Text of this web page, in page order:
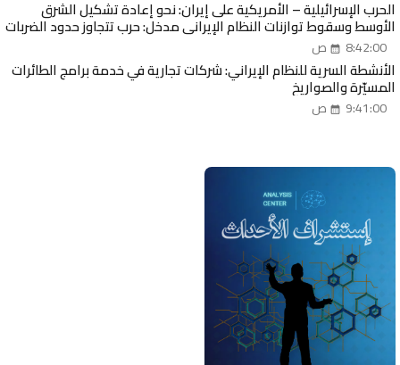
الحرب الإسرائيلية – الأمريكية على إيران: نحو إعادة تشكيل الشرق
الأوسط وسقوط توازنات النظام الإيراني مدخل: حرب تتجاوز حدود الضربات
العسكرية
8:42:00 ص
الأنشطة السرية للنظام الإيراني: شركات تجارية في خدمة برامج الطائرات
المسيّرة والصواريخ
9:41:00 ص